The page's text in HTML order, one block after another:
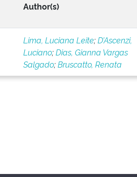
Author(s)
Lima, Luciana Leite;D’Ascenzi,
Luciano;Dias, Gianna Vargas
Salgado;Bruscatto, Renata